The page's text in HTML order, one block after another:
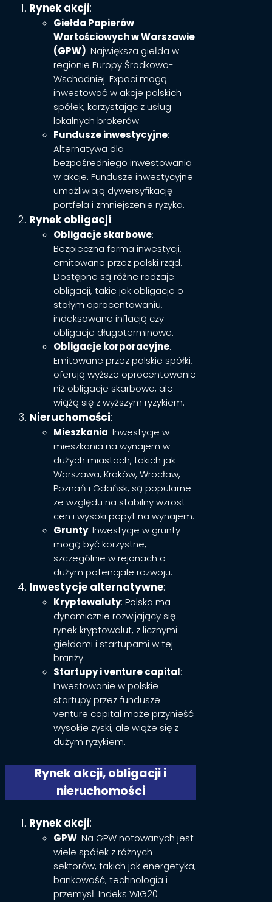
Rynek akcji:
Giełda Papierów
Wartościowych w Warszawie
(GPW): Największa giełda w
regionie Europy Środkowo-
Wschodniej. Expaci mogą
inwestować w akcje polskich
spółek, korzystając z usług
lokalnych brokerów.
Fundusze inwestycyjne:
Alternatywa dla
bezpośredniego inwestowania
w akcje. Fundusze inwestycyjne
umożliwiają dywersyfikację
portfela i zmniejszenie ryzyka.
Rynek obligacji:
Obligacje skarbowe:
Bezpieczna forma inwestycji,
emitowane przez polski rząd.
Dostępne są różne rodzaje
obligacji, takie jak obligacje o
stałym oprocentowaniu,
indeksowane inflacją czy
obligacje długoterminowe.
Obligacje korporacyjne:
Emitowane przez polskie spółki,
oferują wyższe oprocentowanie
niż obligacje skarbowe, ale
wiążą się z wyższym ryzykiem.
Nieruchomości:
Mieszkania: Inwestycje w
mieszkania na wynajem w
dużych miastach, takich jak
Warszawa, Kraków, Wrocław,
Poznań i Gdańsk, są popularne
ze względu na stabilny wzrost
cen i wysoki popyt na wynajem.
Grunty: Inwestycje w grunty
mogą być korzystne,
szczególnie w rejonach o
dużym potencjale rozwoju.
Inwestycje alternatywne:
Kryptowaluty: Polska ma
dynamicznie rozwijający się
rynek kryptowalut, z licznymi
giełdami i startupami w tej
branży.
Startupy i venture capital:
Inwestowanie w polskie
startupy przez fundusze
venture capital może przynieść
wysokie zyski, ale wiąże się z
dużym ryzykiem.
Rynek akcji, obligacji i
nieruchomości
Rynek akcji:
GPW: Na GPW notowanych jest
wiele spółek z różnych
sektorów, takich jak energetyka,
bankowość, technologia i
przemysł. Indeks WIG20